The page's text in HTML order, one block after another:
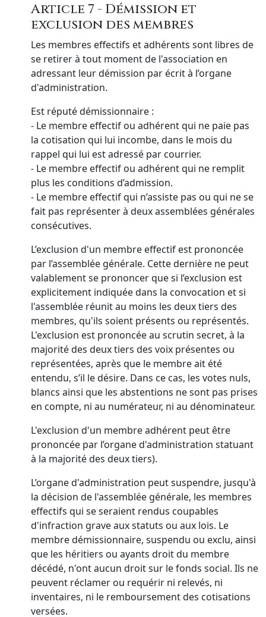
Article 7 - Démission et
exclusion des membres
Les membres effectifs et adhérents sont libres de
se retirer à tout moment de l'association en
adressant leur démission par écrit à l’organe
d'administration.
Est réputé démissionnaire :
- Le membre effectif ou adhérent qui ne paie pas
la cotisation qui lui incombe, dans le mois du
rappel qui lui est adressé par courrier.
- Le membre effectif ou adhérent qui ne remplit
plus les conditions d’admission.
- Le membre effectif qui n’assiste pas ou qui ne se
fait pas représenter à deux assemblées générales
consécutives.
L’exclusion d'un membre effectif est prononcée
par l’assemblée générale. Cette dernière ne peut
valablement se prononcer que si l’exclusion est
explicitement indiquée dans la convocation et si
l'assemblée réunit au moins les deux tiers des
membres, qu'ils soient présents ou représentés.
L'exclusion est prononcée au scrutin secret, à la
majorité des deux tiers des voix présentes ou
représentées, après que le membre ait été
entendu, s’il le désire. Dans ce cas, les votes nuls,
blancs ainsi que les abstentions ne sont pas prises
en compte, ni au numérateur, ni au dénominateur.
L'exclusion d'un membre adhérent peut être
prononcée par l’organe d'administration statuant
à la majorité des deux tiers).
L’organe d'administration peut suspendre, jusqu'à
la décision de l'assemblée générale, les membres
effectifs qui se seraient rendus coupables
d'infraction grave aux statuts ou aux lois. Le
membre démissionnaire, suspendu ou exclu, ainsi
que les héritiers ou ayants droit du membre
décédé, n'ont aucun droit sur le fonds social. Ils ne
peuvent réclamer ou requérir ni relevés, ni
inventaires, ni le remboursement des cotisations
versées.